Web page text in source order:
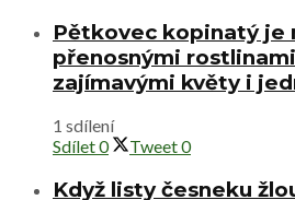
Pětkovec kopinatý je
přenosnými
zajímavými květy i
1 sdílení
Sdílet0 Tweet0
Když listy česneku